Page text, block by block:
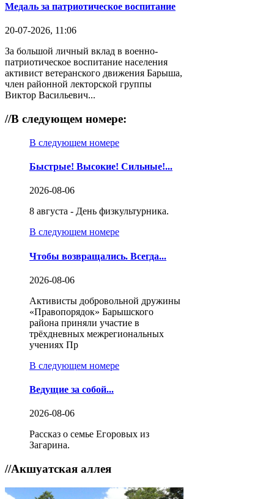
Медаль за патриотическое воспитание
20-07-2026, 11:06
За большой личный вклад в военно-
патриотическое воспитание населения
активист ветеранского движения Барыша,
член районной лекторской группы
Виктор Васильевич...
//В следующем номере:
В следующем номере
Быстрые! Высокие! Сильные!...
2026-08-06
8 августа - День физкультурника.
В следующем номере
Чтобы возвращались. Всегда...
2026-08-06
Активисты добровольной дружины
«Правопорядок» Барышского
района приняли участие в
трёхдневных межрегиональных
учениях Пр
В следующем номере
Ведущие за собой...
2026-08-06
Рассказ о семье Егоровых из
Загарина.
//Акшуатская аллея